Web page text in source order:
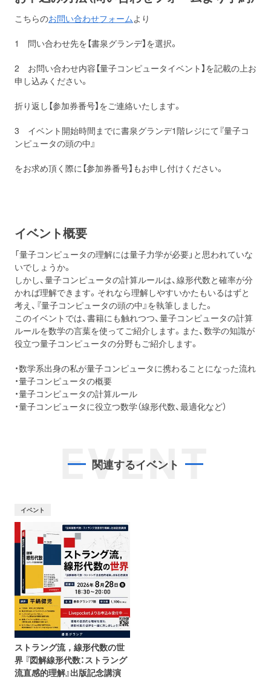
こちらのお問い合わせフォーム より
1 問い合わせ先を【書泉グランデ】を選択。
2 お問い合わせ内容【量子コンピュータイベント】を記載の上お
申し込みください。
折り返し【参加券番号】をご連絡いたします。
3 イベント開始時間までに書泉グランデ1階レジにて『量子コ
ンピュータの頭の中』
をお求め頂く際に【参加券番号】もお申し付けください。
イベント概要
「量子コンピュータの理解には量子力学が必要」と思われていな
いでしょうか。
しかし、量子コンピュータの計算ルールは、線形代数と確率が分
かれば理解できます。それなら理解しやすいかたもいるはずと
考え、『量子コンピュータの頭の中』を執筆しました。
このイベントでは、書籍にも触れつつ、量子コンピュータの計算
ルールを数学の言葉を使ってご紹介します。また、数学の知識が
役立つ量子コンピュータの分野もご紹介します。
・数学系出身の私が量子コンピュータに携わることになった流れ
・量子コンピュータの概要
・量子コンピュータの計算ルール
・量子コンピュータに役立つ数学（線形代数、最適化など）
EVENT
関連するイベント
イベント
ストラング流，線形代数の世
界 『図解線形代数：ストラング
流直感的理解』出版記念講演